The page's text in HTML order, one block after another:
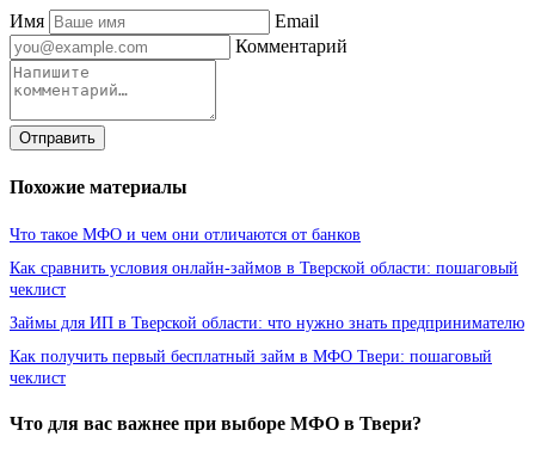
Имя
Email
Комментарий
Отправить
Похожие материалы
Что такое МФО и чем они отличаются от банков
Как сравнить условия онлайн-займов в Тверской области: пошаговый
чеклист
Займы для ИП в Тверской области: что нужно знать предпринимателю
Как получить первый бесплатный займ в МФО Твери: пошаговый
чеклист
Что для вас важнее при выборе МФО в Твери?